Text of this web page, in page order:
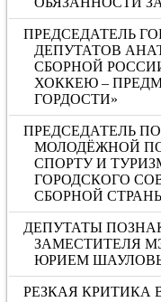
ПРЕДСЕДАТЕЛЬ
ДЕПУТАТОВ
СБОРНОЙ
ХОККЕЮ –
ГОРДОСТИ»
ПРЕДСЕДАТЕЛЬ
МОЛОДЁЖНОЙ
СПОРТУ И
ГОРОДСКОГО
СБОРНОЙ
ДЕПУТАТЫ
ЗАМЕСТИТЕЛЯ
ЮРИЕМ
РЕЗКАЯ КРИТИКА